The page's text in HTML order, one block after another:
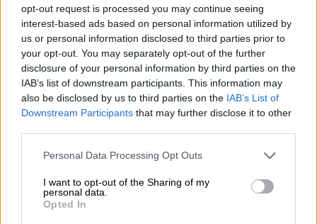
opt-out request is processed you may continue seeing
interest-based ads based on personal information utilized by
us or personal information disclosed to third parties prior to
your opt-out. You may separately opt-out of the further
disclosure of your personal information by third parties on the
IAB’s list of downstream participants. This information may
also be disclosed by us to third parties on the IAB’s List of
Downstream Participants that may further disclose it to other
Personal Data Processing Opt Outs
I want to opt-out of the Sharing of my
personal data.
Opted In
OPINIONES DIVERSAS
consciente del riesgo de una tercera
Por
Álvaro Frutos Rosado y Gabinete Geopolítica de